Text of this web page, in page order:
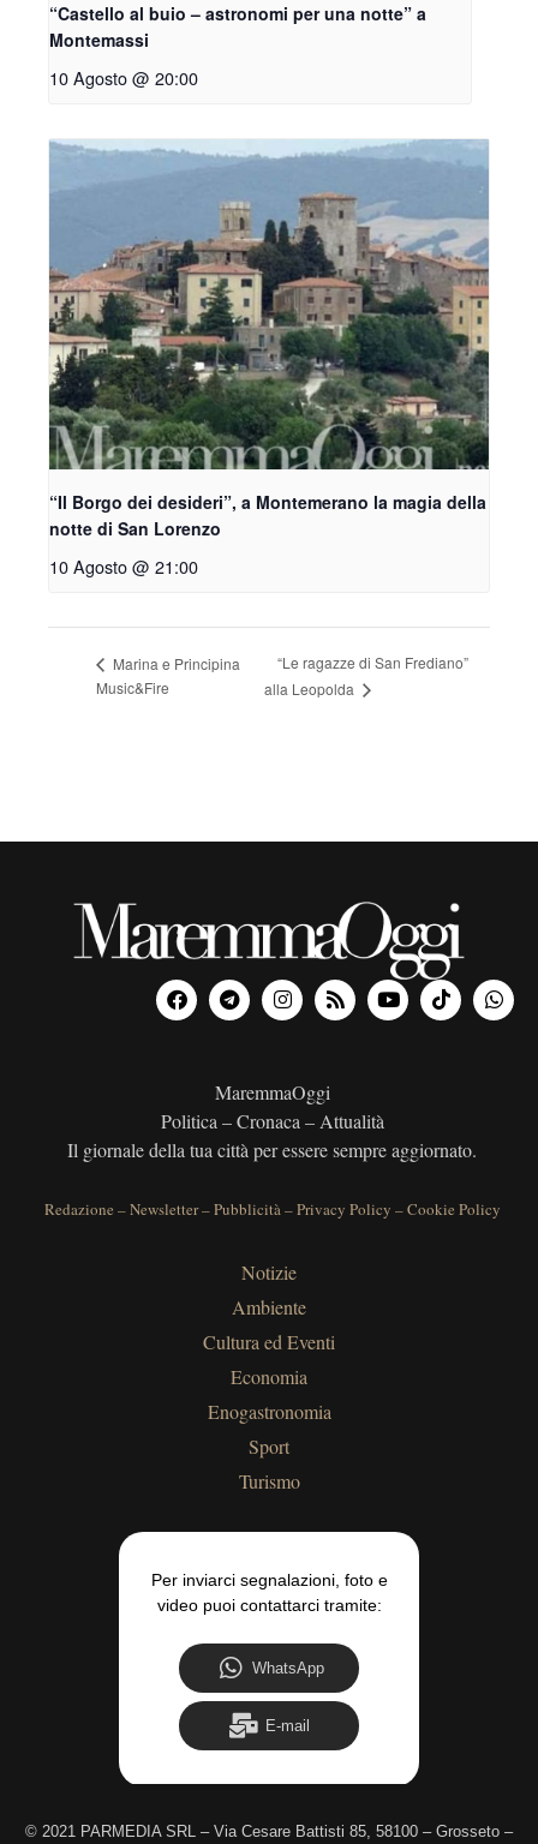
“Castello al buio – astronomi per una notte” a
Montemassi
10 Agosto @ 20:00
“Il Borgo dei desideri”, a Montemerano la magia della
notte di San Lorenzo
10 Agosto @ 21:00
Marina e Principina
Music&Fire
“Le ragazze di San Frediano”
alla Leopolda
MaremmaOggi
Politica – Cronaca – Attualità
Il giornale della tua città per essere sempre aggiornato.
Redazione –Newsletter–Pubblicità–Privacy Policy –Cookie Policy
Notizie
Ambiente
Cultura ed Eventi
Economia
Enogastronomia
Sport
Turismo
Per inviarci segnalazioni, foto e
video puoi contattarci tramite:
WhatsApp
E-mail
© 2021 PARMEDIA SRL – Via Cesare Battisti 85, 58100 – Grosseto –